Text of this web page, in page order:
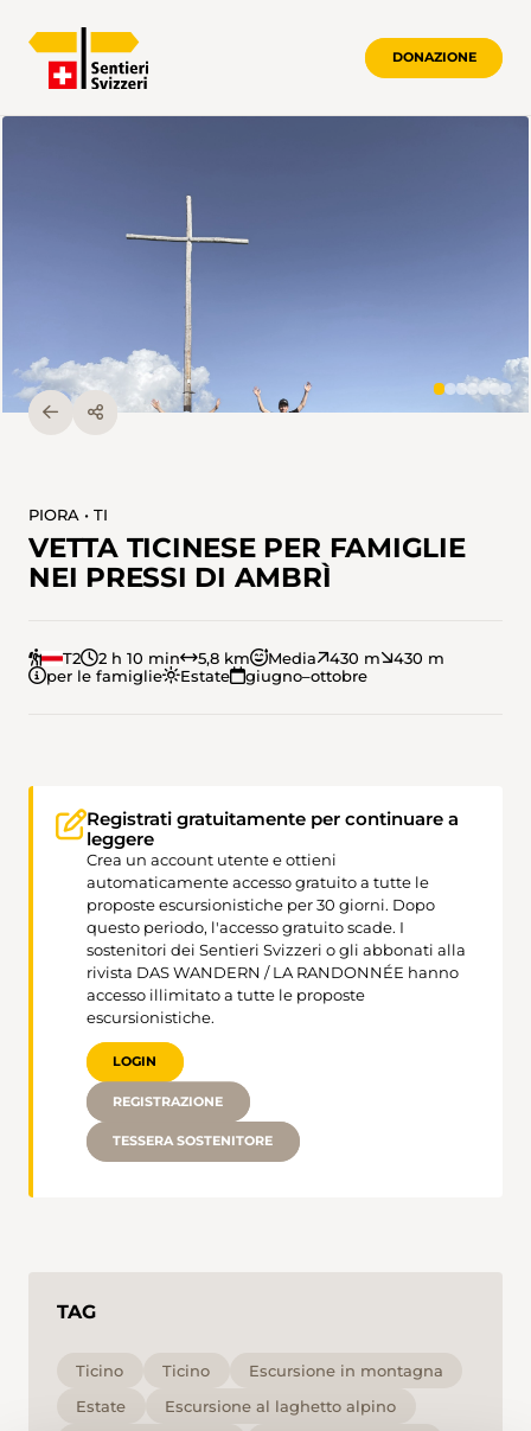
DONAZIONE
PIORA • TI
VETTA TICINESE PER FAMIGLIE
NEI PRESSI DI AMBRÌ
T2 2 h 10 min 5,8 km Media 430 m
430 m
per le famiglie
Estate giugno–ottobre
Registrati gratuitamente per continuare a
leggere
Crea un account utente e ottieni
automaticamente accesso gratuito a tutte le
proposte escursionistiche per 30 giorni. Dopo
questo periodo, l'accesso gratuito scade. I
sostenitori dei Sentieri Svizzeri o gli abbonati alla
rivista DAS WANDERN / LA RANDONNÉE hanno
accesso illimitato a tutte le proposte
escursionistiche.
LOGIN
REGISTRAZIONE
TESSERA SOSTENITORE
TAG
Ticino Ticino
Escursione in montagna
Estate
Escursione al laghetto alpino